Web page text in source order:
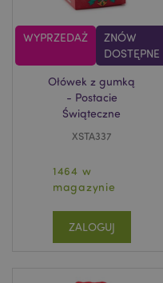
WYPRZEDAŻ
ZNÓW
DOSTĘPNE
Ołówek z gumką
- Postacie
Świąteczne
XSTA337
1464 w
magazynie
ZALOGUJ